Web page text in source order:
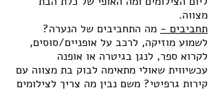
מצווה.
תחביבים - מה התחביבים של הנערה?
לשמוע מוזיקה, לרכב על אופניים/סוסים,
לקרוא ספר, לנגן בגיטרה או אופנה
עכשיווית שאולי מתאימה לבוק בת מצווה עם
קירות גרפיטי? משם נבין מה צריך לצילומים